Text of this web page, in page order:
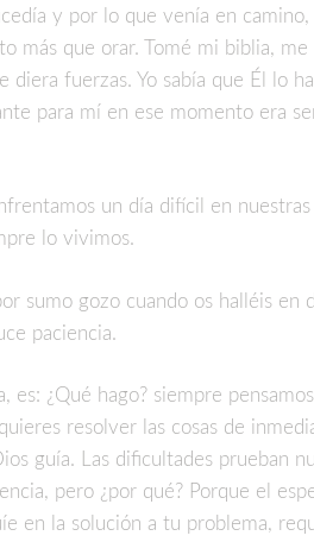
y por lo que venía en camino,
más que orar. Tomé mi biblia,
fuerzas. Yo sabía que Él lo
para mí en ese momento era
un día difícil en nuestras
lo vivimos.
sumo gozo cuando os halléis en
paciencia.
es: ¿Qué hago? siempre
resolver las cosas de
guía. Las dificultades prueban
pero ¿por qué? Porque el
en la solución a tu problema,